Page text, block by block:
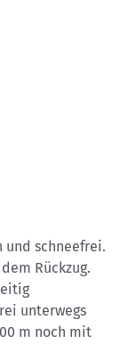
und schneefrei.
Rückzug.
unterwegs
m noch mit